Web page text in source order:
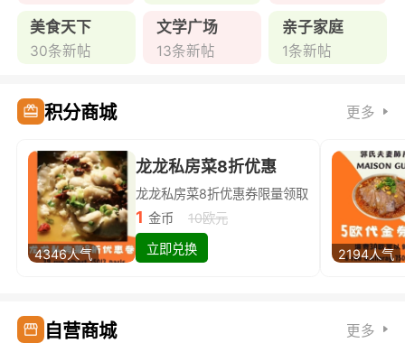
美食天下
30条新帖
文学广场
13条新帖
亲子家庭
1条新帖
积分商城 更多
4346人气
龙龙私房菜8折优惠
龙龙私房菜8折优惠券限量领取
1 金币
10欧元
立即兑换
2194人气
自营商城 更多